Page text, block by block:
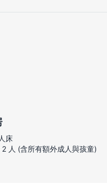
床
人 (含所有額外成人與孩童)